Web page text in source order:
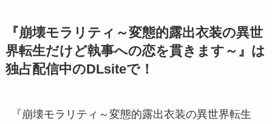
『崩壊モラリティ～変態的露出衣装の異世
界転生だけど執事への恋を貫きます～』は
独占配信中のDLsiteで！
『崩壊モラリティ～変態的露出衣装の異世界転生